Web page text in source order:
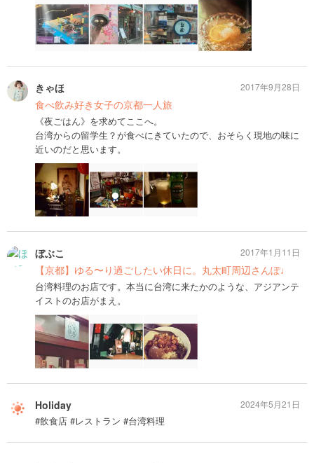
きゃほ
食べ飲み好き女子の京都一人旅
《夜ごはん》を求めてここへ。
台湾からの留学生？が食べにきていたので、おそらく現地の味に
近いのだと思います。
2017年9月28日
ぼぶこ
【京都】ゆる〜り過ごしたい休日に。丸太町周辺さんぽ♩
台湾料理のお店です。本当に台湾に来たかのような、アジアンテ
イストのお店がまえ。
2017年1月11日
Holiday
#飲食店 #レストラン #台湾料理
2024年5月21日